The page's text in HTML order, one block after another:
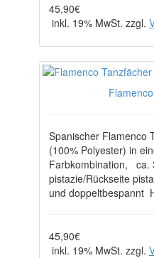
45,90€
inkl. 19% MwSt. zzgl.
Spanischer Flamenco
(100% Polyester) in
Farbkombination, ca.
pistazie/Rückseite
und doppeltbespannt
45,90€
inkl. 19% MwSt. zzgl.